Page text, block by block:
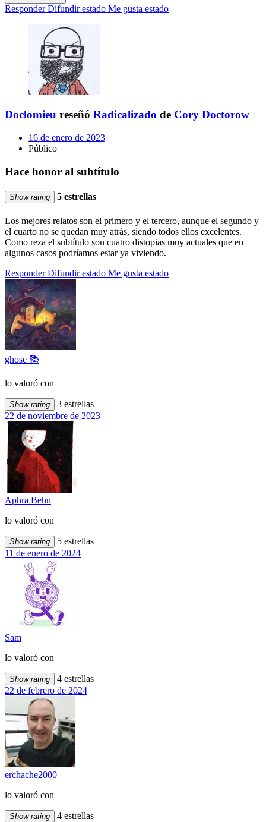
Responder Difundir estado Me gusta estado
Doclomieu reseñó Radicalizado de Cory Doctorow
16 de enero de 2023
Público
Hace honor al subtítulo
Show rating 5 estrellas
Los mejores relatos son el primero y el tercero, aunque el segundo y
el cuarto no se quedan muy atrás, siendo todos ellos excelentes.
Como reza el subtítulo son cuatro distopias muy actuales que en
algunos casos podríamos estar ya viviendo.
Responder Difundir estado Me gusta estado
ghose 📚
lo valoró con
Show rating
3 estrellas
22 de noviembre de 2023
Aphra Behn
lo valoró con
Show rating
5 estrellas
11 de enero de 2024
Sam
lo valoró con
Show rating
4 estrellas
22 de febrero de 2024
erchache2000
lo valoró con
Show rating
4 estrellas